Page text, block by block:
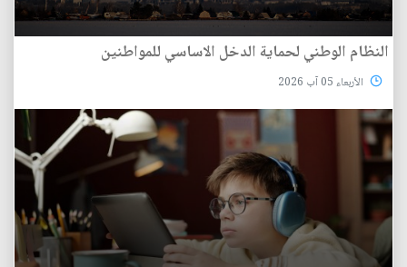
النظام الوطني لحماية الدخل الاساسي للمواطنين
الأربعاء 05 آب 2026